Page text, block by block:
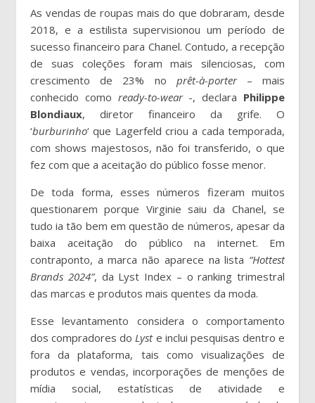
As vendas de roupas mais do que dobraram, desde
2018, e a estilista supervisionou um período de
sucesso financeiro para Chanel. Contudo, a recepção
de suas coleções foram mais silenciosas, com
crescimento de 23% no prêt-à-porter– mais
conhecido como ready-to-wear-, declara Philippe
Blondiaux, diretor financeiro da grife. O
‘burburinho‘ que Lagerfeld criou a cada temporada,
com shows majestosos, não foi transferido, o que
fez com que a aceitação do público fosse menor.
De toda forma, esses números fizeram muitos
questionarem porque Virginie saiu da Chanel, se
tudo ia tão bem em questão de números, apesar da
baixa aceitação do público na internet. Em
contraponto, a marca não aparece na lista “Hottest
Brands 2024”, da Lyst Index – o ranking trimestral
das marcas e produtos mais quentes da moda.
Esse levantamento considera o comportamento
dos compradores do Lyste inclui pesquisas dentro e
fora da plataforma, tais como visualizações de
produtos e vendas, incorporações de menções de
mídia social, estatísticas de atividade e